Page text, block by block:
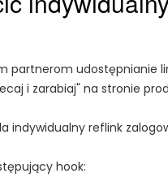
partnerom udostępnianie
i zarabiaj" na stronie
indywidualny reflink
hook: